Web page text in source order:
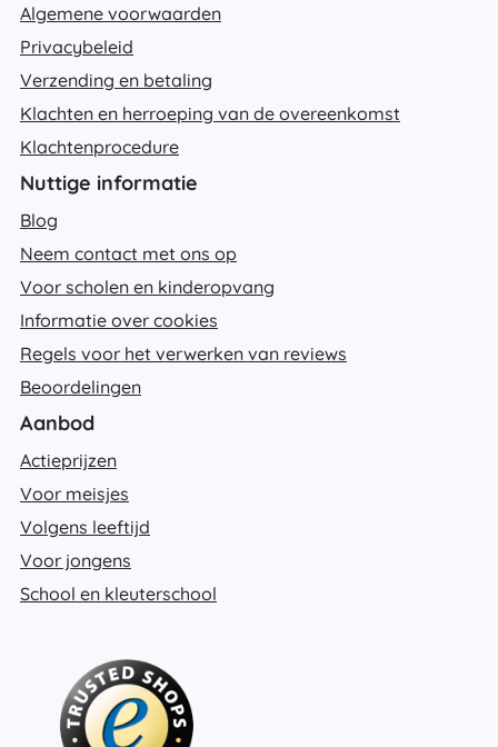
Algemene voorwaarden
Privacybeleid
Verzending en betaling
Klachten en herroeping van de overeenkomst
Klachtenprocedure
Nuttige informatie
Blog
Neem contact met ons op
Voor scholen en kinderopvang
Informatie over cookies
Regels voor het verwerken van reviews
Beoordelingen
Aanbod
Actieprijzen
Voor meisjes
Volgens leeftijd
Voor jongens
School en kleuterschool